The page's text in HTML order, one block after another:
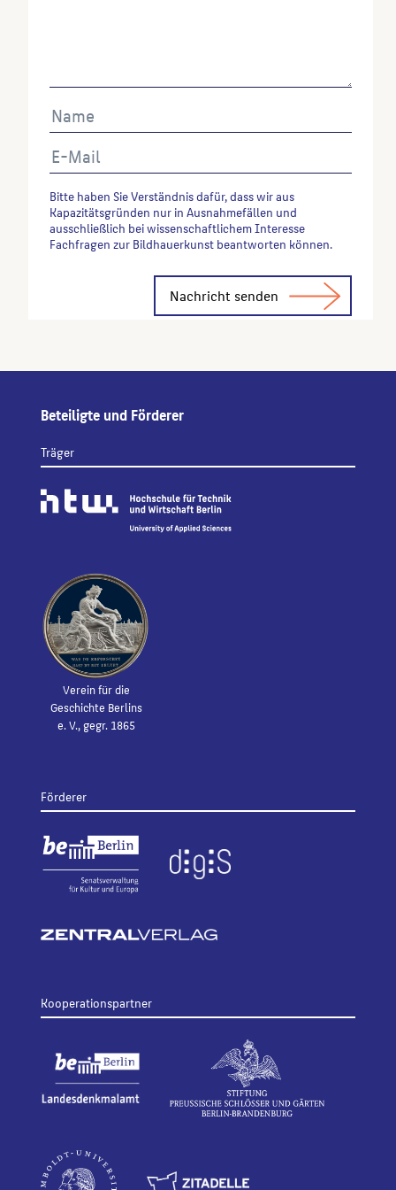
Bitte haben Sie Verständnis dafür, dass wir aus
Kapazitätsgründen nur in Ausnahmefällen und
ausschließlich bei wissenschaftlichem Interesse
Fachfragen zur Bildhauerkunst beantworten können.
Beteiligte und Förderer
Träger
Verein für die
Geschichte Berlins
e. V., gegr. 1865
Förderer
Kooperationspartner